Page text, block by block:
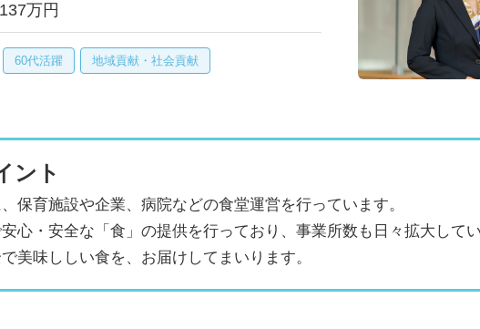
137万円
60代活躍 地域貢献・社会貢献
ント
保育施設や企業、病院などの食堂運営を行っています。
心・安全な「食」の提供を行っており、事業所数も日々拡大して
美味ししい食を、お届けしてまいります。